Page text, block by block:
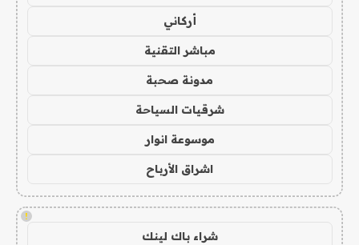
أركاني
مباشر التقنية
مدونة صحبة
شرقيات السياحة
موسوعة انوار
اشراق الأرباح
!
شراء باك لينك